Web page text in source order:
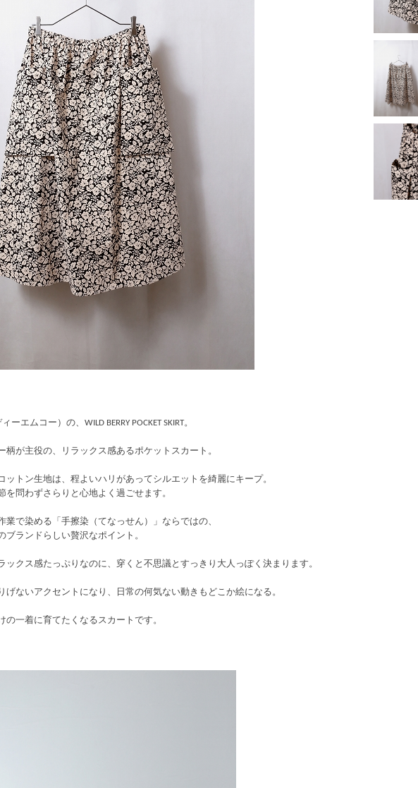
ーエムコー）の、WILD BERRY POCKET SKIRT。
柄が主役の、リラックス感あるポケットスカート。
ットン生地は、程よいハリがあってシルエットを綺麗にキープ。
を問わずさらりと心地よく過ごせます。
業で染める「手擦染（てなっせん）」ならではの、
ブランドらしい贅沢なポイント。
ックス感たっぷりなのに、穿くと不思議とすっきり大人っぽく決まります。
げないアクセントになり、日常の何気ない動きもどこか絵になる。
の一着に育てたくなるスカートです。